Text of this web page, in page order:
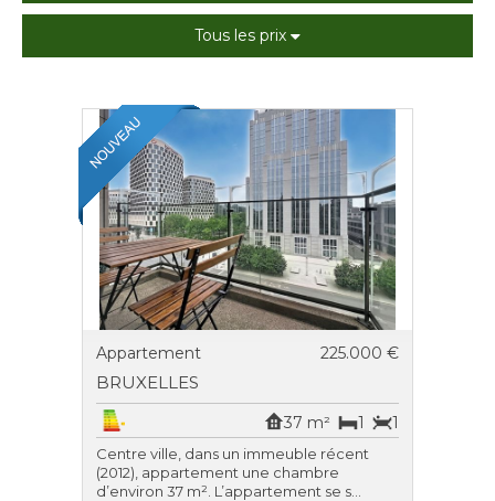
Tous les prix
Appartement 225.000 €
BRUXELLES
1
1
37 m²
Centre ville, dans un immeuble récent
(2012), appartement une chambre
d’environ 37 m². L’appartement se s...